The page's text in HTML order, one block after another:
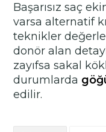
Başarısız saç
varsa alternatif
teknikler
donör alan
zayıfsa sakal
durumlarda
edilir.